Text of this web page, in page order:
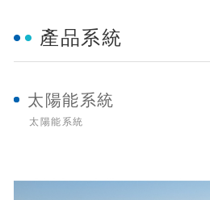
產品系統
太陽能系統
太陽能系統